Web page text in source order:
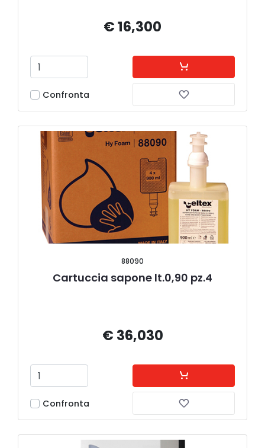
€ 16,300
Confronta
88090
Cartuccia sapone lt.0,90 pz.4
€ 36,030
Confronta